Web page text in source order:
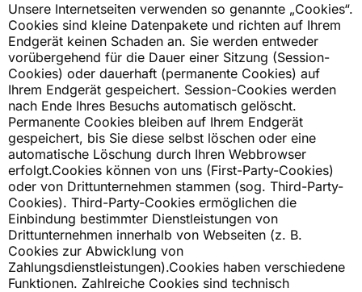
Unsere Internetseiten verwenden so genannte „Cookies“.
Cookies sind kleine Datenpakete und richten auf Ihrem
Endgerät keinen Schaden an. Sie werden entweder
vorübergehend für die Dauer einer Sitzung (Session-
Cookies) oder dauerhaft (permanente Cookies) auf
Ihrem Endgerät gespeichert. Session-Cookies werden
nach Ende Ihres Besuchs automatisch gelöscht.
Permanente Cookies bleiben auf Ihrem Endgerät
gespeichert, bis Sie diese selbst löschen oder eine
automatische Löschung durch Ihren Webbrowser
erfolgt.Cookies können von uns (First-Party-Cookies)
oder von Drittunternehmen stammen (sog. Third-Party-
Cookies). Third-Party-Cookies ermöglichen die
Einbindung bestimmter Dienstleistungen von
Drittunternehmen innerhalb von Webseiten (z. B.
Cookies zur Abwicklung von
Zahlungsdienstleistungen).Cookies haben verschiedene
Funktionen. Zahlreiche Cookies sind technisch